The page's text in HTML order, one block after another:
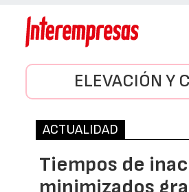
ELEVACIÓN Y
ACTUALIDAD
Tiempos de